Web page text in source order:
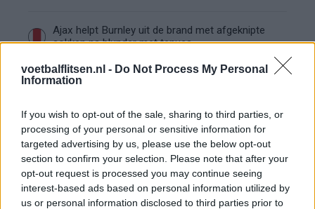
voetbalflitsen.nl - Do Not Process My Personal
Information
If you wish to opt-out of the sale, sharing to third parties, or
processing of your personal or sensitive information for
targeted advertising by us, please use the below opt-out
section to confirm your selection. Please note that after your
opt-out request is processed you may continue seeing
interest-based ads based on personal information utilized by
us or personal information disclosed to third parties prior to
Ajax helpt Burnley uit de brand met afgeknipte
sokken na blunder met tenues
Hakim Ziyech verhuurt opnieuw luxe
Marcos Leonardo laat eerste indruk achter bij
Ajax: 'Hier gaan fans van genieten'
Resterend oefenprogramma Ajax: waar zijn de
duels te zien